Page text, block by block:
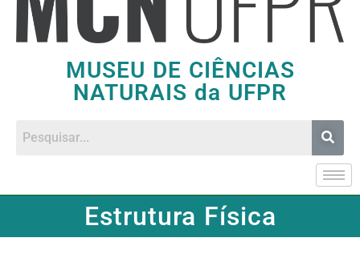
MUSEU DE CIÊNCIAS
NATURAIS da UFPR
Estrutura Física